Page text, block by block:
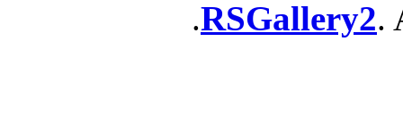
RSGallery2.